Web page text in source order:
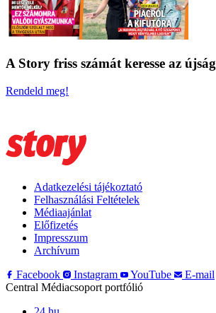
A Story friss számát keresse az
Rendeld meg!
Adatkezelési tájékoztató
Felhasználási Feltételek
Médiaajánlat
Előfizetés
Impresszum
Archívum
Facebook
Instagram YouTube
E-mail
Central Médiacsoport portfólió